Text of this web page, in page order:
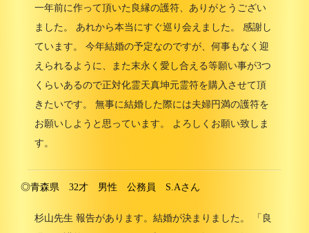
一年前に作って頂いた良縁の護符、ありがとうござい
ました。 あれから本当にすぐ巡り会えました。 感謝し
ています。 今年結婚の予定なのですが、何事もなく迎
えられるように、また末永く愛し合える等願い事が3つ
くらいあるので正対化霊天真坤元霊符を購入させて頂
きたいです。 無事に結婚した際には夫婦円満の護符を
お願いしようと思っています。 よろしくお願い致しま
す。
◎青森県 32才 男性 公務員 S.Aさん
杉山先生 報告があります。結婚が決まりました。 「良